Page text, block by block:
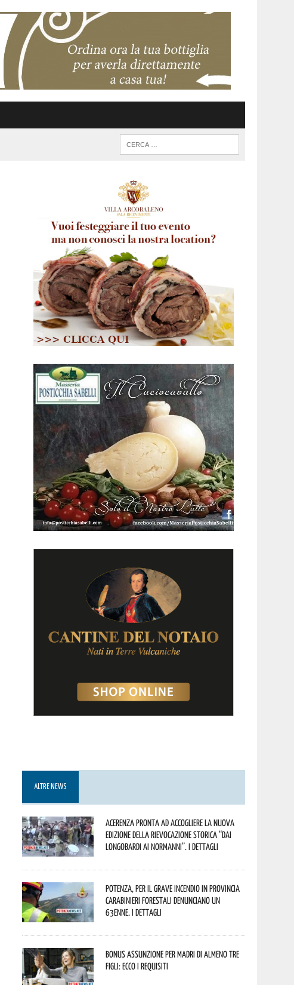
ALTRE NEWS
Acerenza pronta ad accogliere la nuova
edizione della rievocazione storica “Dai
Longobardi ai Normanni”. I dettagli
Potenza, per il grave incendio in Provincia
Carabinieri forestali denunciano un
63enne. I dettagli
Bonus assunzione per madri di almeno tre
figli: ecco i requisiti